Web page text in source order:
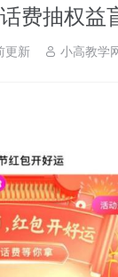
费抽权益
更新 小高教学